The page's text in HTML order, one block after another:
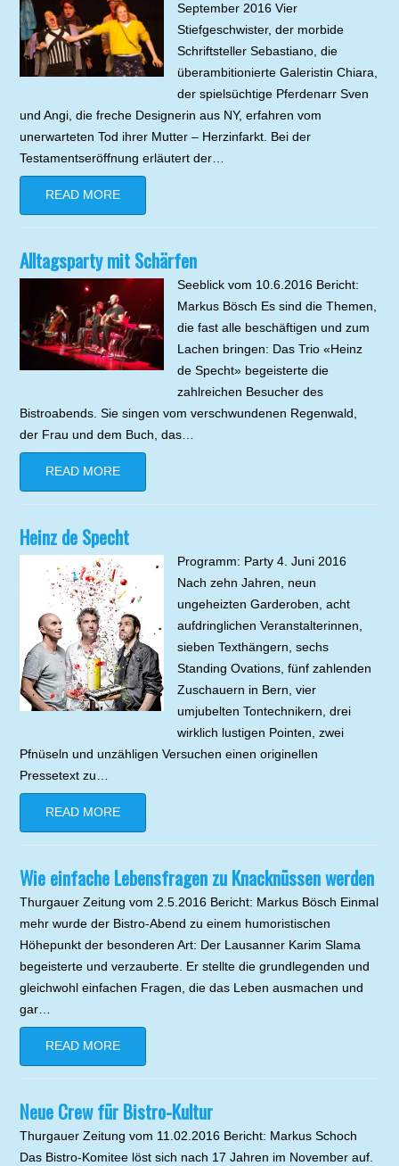
September 2016 Vier
Stiefgeschwister, der morbide
Schriftsteller Sebastiano, die
überambitionierte Galeristin Chiara,
der spielsüchtige Pferdenarr Sven
und Angi, die freche Designerin aus NY, erfahren vom
unerwarteten Tod ihrer Mutter – Herzinfarkt. Bei der
Testamentseröffnung erläutert der…
READ MORE
Alltagsparty mit Schärfen
Seeblick vom 10.6.2016 Bericht:
Markus Bösch Es sind die Themen,
die fast alle beschäftigen und zum
Lachen bringen: Das Trio «Heinz
de Specht» begeisterte die
zahlreichen Besucher des
Bistroabends. Sie singen vom verschwundenen Regenwald,
der Frau und dem Buch, das…
READ MORE
Heinz de Specht
Programm: Party 4. Juni 2016
Nach zehn Jahren, neun
ungeheizten Garderoben, acht
aufdringlichen Veranstalterinnen,
sieben Texthängern, sechs
Standing Ovations, fünf zahlenden
Zuschauern in Bern, vier
umjubelten Tontechnikern, drei
wirklich lustigen Pointen, zwei
Pfnüseln und unzähligen Versuchen einen originellen
Pressetext zu…
READ MORE
Wie einfache Lebensfragen zu Knacknüssen werden
Thurgauer Zeitung vom 2.5.2016 Bericht: Markus Bösch Einmal
mehr wurde der Bistro-Abend zu einem humoristischen
Höhepunkt der besonderen Art: Der Lausanner Karim Slama
begeisterte und verzauberte. Er stellte die grundlegenden und
gleichwohl einfachen Fragen, die das Leben ausmachen und
gar…
READ MORE
Neue Crew für Bistro-Kultur
Thurgauer Zeitung vom 11.02.2016 Bericht: Markus Schoch
Das Bistro-Komitee löst sich nach 17 Jahren im November auf.